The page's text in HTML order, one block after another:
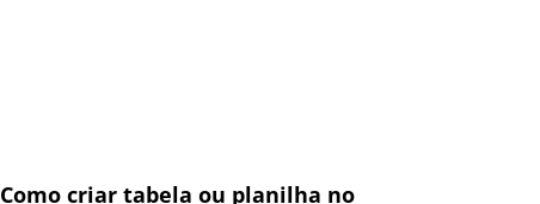
Como criar tabela ou planilha no